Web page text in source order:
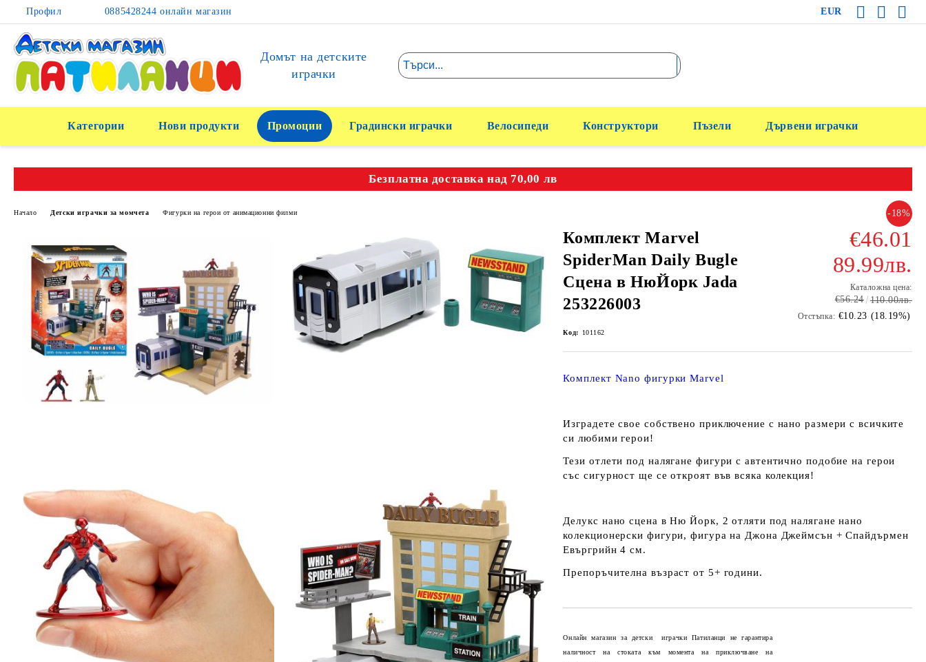
Профил 0885428244 онлайн магазин EUR
Домът на детските
играчки
Категории Нови продукти Промоции Градински играчки Велосипеди Конструктори Пъзели Дървени играчки
Безплатна доставка над 70,00 лв
Начало Детски играчки за момчета Фигурки на герои от анимационни филми
Комплект Marvel
SpiderMan Daily Bugle
Сцена в НюЙорк Jada
253226003
-18%
€46.01
89.99лв.
Каталожна цена:
€56.24 110.00лв.
Отстъпка: €10.23 (18.19%)
Код: 101162
Комплект Nano фигурки Marvel
Изградете свое собствено приключение с нано размери с всичките
си любими герои!
Тези отлети под налягане фигури с автентично подобие на герои
със сигурност ще се откроят във всяка колекция!
Делукс нано сцена в Ню Йорк, 2 отляти под налягане нано
колекционерски фигури, фигура на Джона Джеймсън + Спайдърмен
Евъргрийн 4 см.
Препоръчителна възраст от 5+ години.
Онлайн магазин за детски играчки Патиланци не гарантира
наличност на стоката към момента на приключване на